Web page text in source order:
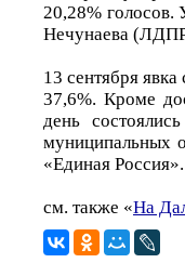
20,28% голосов.
Нечунаева
13 сентября
37,6%. Кроме
день
муниципальных
«Единая Россия».
см. также «На